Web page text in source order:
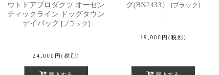
ウトドアプロダクツ オーセン
ティックライン ドッグタウン
デイパック [ブラック]
24,000 円 (税別)
グ(BN2433）
[ブラック]
19,000 円 (税別)